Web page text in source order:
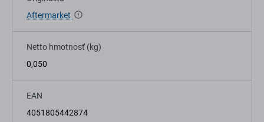
Aftermarket
Netto hmotnosť (kg)
0,050
EAN
4051805442874